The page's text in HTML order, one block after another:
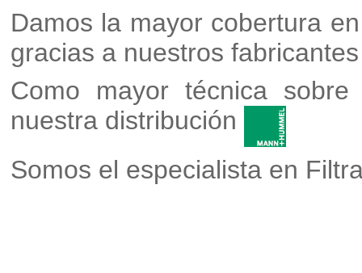
Damos la mayor cobertura
gracias a nuestros
Como mayor técnica
nuestra distribución
Somos el especialista en